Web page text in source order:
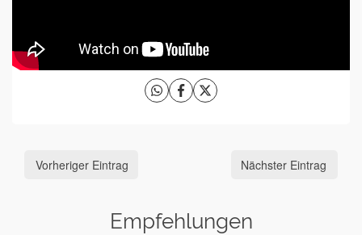
Vorheriger Eintrag Nächster Eintrag
Empfehlungen